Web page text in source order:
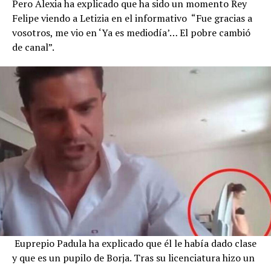
Pero Alexia ha explicado que ha sido un momento Rey
Felipe viendo a Letizia en el informativo “Fue gracias a
vosotros, me vio en ‘Ya es mediodía’… El pobre cambió
de canal”.
Euprepio Padula ha explicado que él le había dado clase
y que es un pupilo de Borja. Tras su licenciatura hizo un